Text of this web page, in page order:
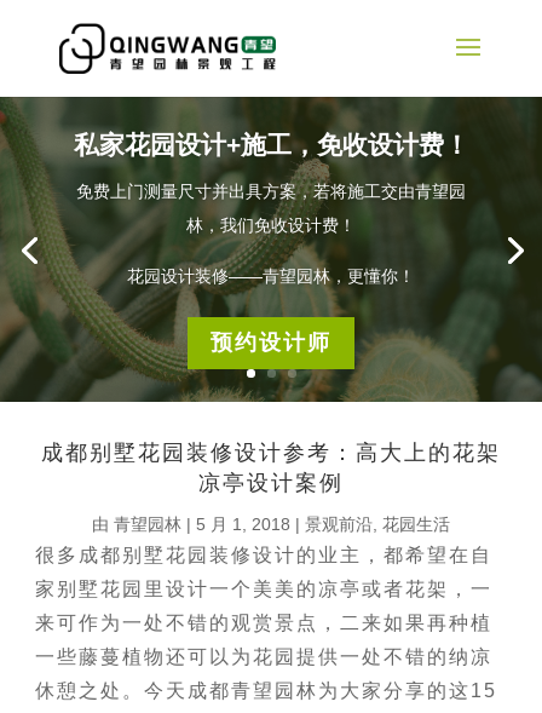
私家花园设计+施工，免收设计费！
免费上门测量尺寸并出具方案，若将施工交由青望园
林，我们免收设计费！
花园设计装修——青望园林，更懂你！
预约设计师
成都别墅花园装修设计参考：高大上的花架
凉亭设计案例
由 青望园林 | 5 月 1, 2018 | 景观前沿 花园生活
很多成都别墅花园装修设计的业主，都希望在自
家别墅花园里设计一个美美的凉亭或者花架，一
来可作为一处不错的观赏景点，二来如果再种植
一些藤蔓植物还可以为花园提供一处不错的纳凉
休憩之处。今天成都青望园林为大家分享的这15